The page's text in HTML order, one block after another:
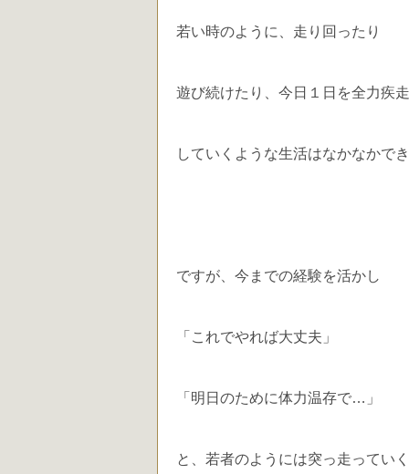
若い時のように、走り回ったり
遊び続けたり、今日１日を全力疾走
していくような生活はなかなかでき
ですが、今までの経験を活かし
「これでやれば大丈夫」
「明日のために体力温存で…」
と、若者のようには突っ走ってい